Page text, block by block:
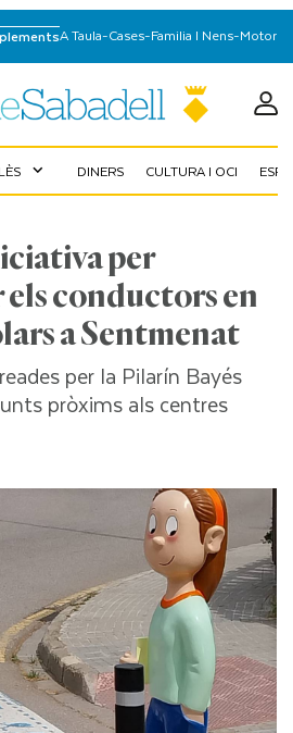
A Taula-Cases-Familia I Nens-Motor
expand_more DINERS CULTURA I OCI
per
conductors en
a Sentmenat
per la Pilarín Bayés
pròxims als centres